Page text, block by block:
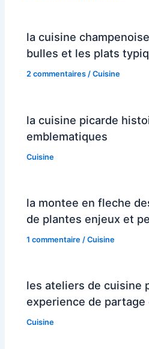
la cuisine
bulles et les plats
2 commentaires /Cuisine
la cuisine picarde
emblematiques
Cuisine
la montee en fleche
de plantes enjeux et
1 commentaire /Cuisine
les ateliers de cuisine
experience de
Cuisine